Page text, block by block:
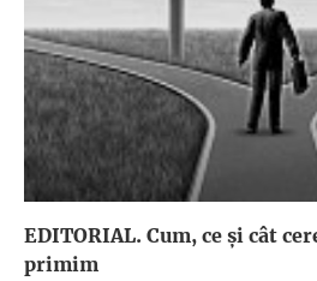
EDITORIAL. Cum, ce şi cât
primim